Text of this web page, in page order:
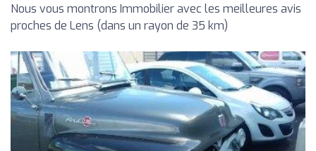
Nous vous montrons Immobilier avec les meilleures avis
proches de Lens (dans un rayon de 35 km)